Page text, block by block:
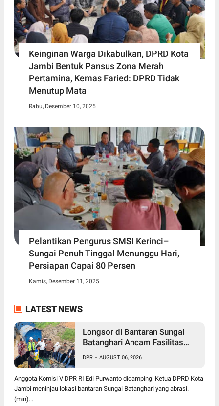
Keinginan Warga Dikabulkan, DPRD Kota
Jambi Bentuk Pansus Zona Merah
Pertamina, Kemas Faried: DPRD Tidak
Menutup Mata
Rabu, Desember 10, 2025
Pelantikan Pengurus SMSI Kerinci–
Sungai Penuh Tinggal Menunggu Hari,
Persiapan Capai 80 Persen
Kamis, Desember 11, 2025
LATEST NEWS
Longsor di Bantaran Sungai
Batanghari Ancam Fasilitas
Purwanto Siap Perjuangkan
Pembangunan Turap
DPR - AUGUST 06, 2026
Anggota Komisi V DPR RI Edi Purwanto didampingi Ketua DPRD Kota
Jambi meninjau lokasi bantaran Sungai Batanghari yang abrasi.
(min)...